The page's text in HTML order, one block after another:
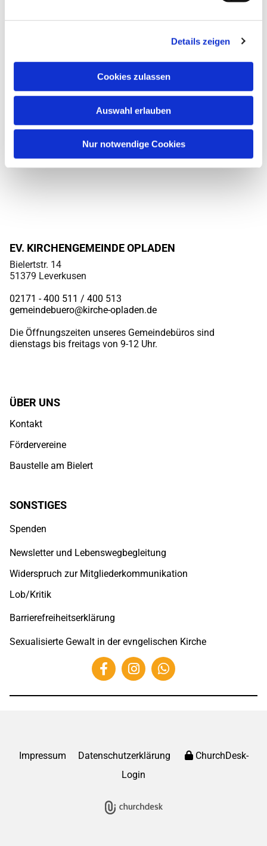
Details zeigen
Cookies zulassen
Auswahl erlauben
Nur notwendige Cookies
EV. KIRCHENGEMEINDE OPLADEN
Bielertstr. 14
51379 Leverkusen
02171 - 400 511 / 400 513
gemeindebuero@kirche-opladen.de
Die Öffnungszeiten unseres Gemeindebüros sind
dienstags bis freitags von 9-12 Uhr.
ÜBER UNS
Kontakt
Fördervereine
Baustelle am Bielert
SONSTIGES
Spenden
Newsletter und Lebenswegbegleitung
Widerspruch zur Mitgliederkommunikation
Lob/Kritik
Barrierefreiheitserklärung
Sexualisierte Gewalt in der evngelischen Kirche
Impressum Datenschutzerklärung
ChurchDesk-
Login